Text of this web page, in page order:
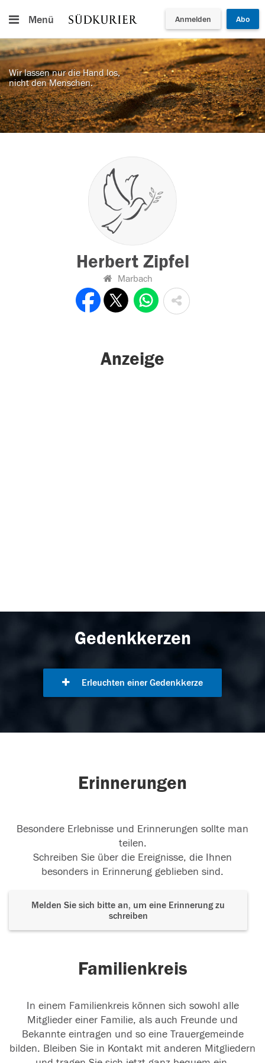
Menü Anmelden Abo
Wir lassen nur die Hand los,
nicht den Menschen.
Herbert Zipfel
Marbach
Anzeige
Gedenkkerzen
Erleuchten einer Gedenkkerze
Erinnerungen
Besondere Erlebnisse und Erinnerungen sollte man
teilen.
Schreiben Sie über die Ereignisse, die Ihnen
besonders in Erinnerung geblieben sind.
Melden Sie sich bitte an, um eine Erinnerung zu
schreiben
Familienkreis
In einem Familienkreis können sich sowohl alle
Mitglieder einer Familie, als auch Freunde und
Bekannte eintragen und so eine Trauergemeinde
bilden. Bleiben Sie in Kontakt mit anderen Mitgliedern